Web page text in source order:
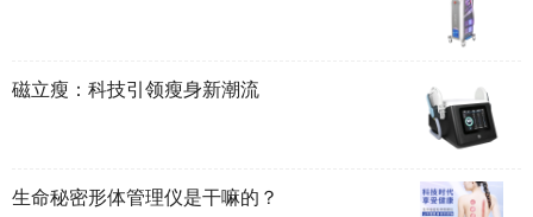
磁立瘦：科技引领瘦身新潮流
生命秘密形体管理仪是干嘛的？